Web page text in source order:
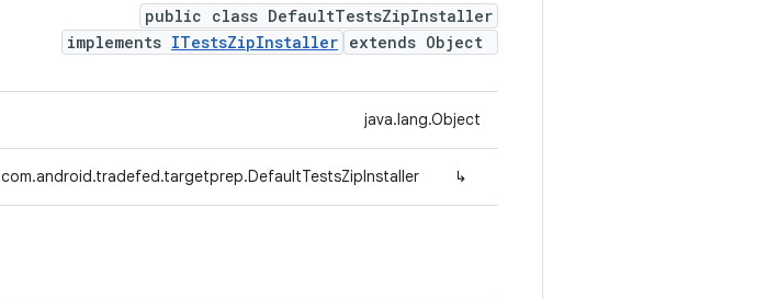
public class DefaultTestsZipInstaller
extends Object
implements ITestsZipInstaller
java.lang.Object
↳
com.android.tradefed.targetprep.DefaultTestsZipInstaller